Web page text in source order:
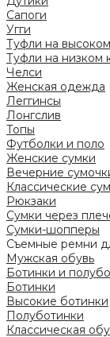
Сапоги
Угги
Туфли на
Туфли на низком
Челси
Женская одежда
Леггинсы
Лонгслив
Топы
Футболки и поло
Женские сумки
Вечерние
Классические
Рюкзаки
Сумки через
Сумки-шопперы
Съемные ремни
Мужская обувь
Ботинки и
Ботинки
Высокие ботинки
Полуботинки
Классическая